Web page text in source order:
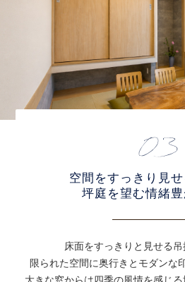
空間をすっきり見
坪庭を望む情緒
床面をすっきりと見せる吊
限られた空間に奥行きとモダンな
大きな窓からは四季の風情を感じ